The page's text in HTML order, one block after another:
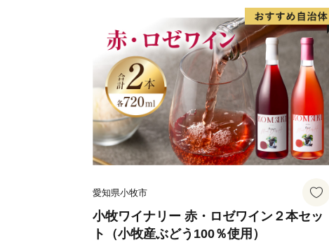
愛知県小牧市
小牧ワイナリー 赤・ロゼワイン２本セッ
ト（小牧産ぶどう100％使用）